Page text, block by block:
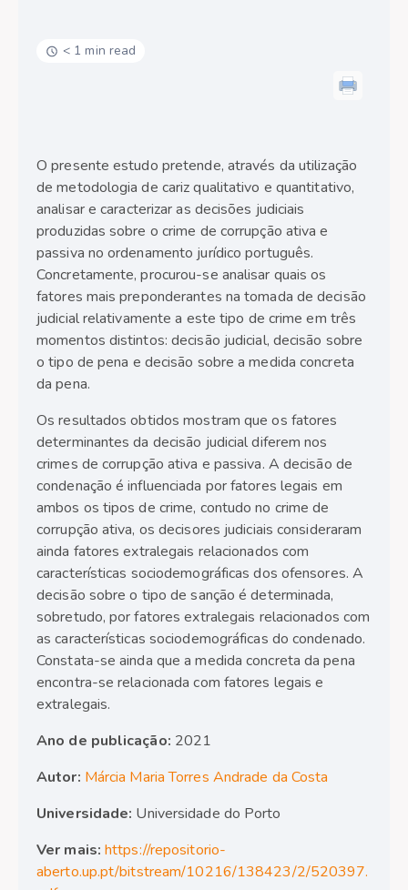
< 1 min read
O presente estudo pretende, através da utilização
de metodologia de cariz qualitativo e quantitativo,
analisar e caracterizar as decisões judiciais
produzidas sobre o crime de corrupção ativa e
passiva no ordenamento jurídico português.
Concretamente, procurou-se analisar quais os
fatores mais preponderantes na tomada de decisão
judicial relativamente a este tipo de crime em três
momentos distintos: decisão judicial, decisão sobre
o tipo de pena e decisão sobre a medida concreta
da pena.
Os resultados obtidos mostram que os fatores
determinantes da decisão judicial diferem nos
crimes de corrupção ativa e passiva. A decisão de
condenação é influenciada por fatores legais em
ambos os tipos de crime, contudo no crime de
corrupção ativa, os decisores judiciais consideraram
ainda fatores extralegais relacionados com
características sociodemográficas dos ofensores. A
decisão sobre o tipo de sanção é determinada,
sobretudo, por fatores extralegais relacionados com
as características sociodemográficas do condenado.
Constata-se ainda que a medida concreta da pena
encontra-se relacionada com fatores legais e
extralegais.
Ano de publicação: 2021
Autor: Márcia Maria Torres Andrade da Costa
Universidade: Universidade do Porto
Ver mais: https://repositorio-
aberto.up.pt/bitstream/10216/138423/2/520397.